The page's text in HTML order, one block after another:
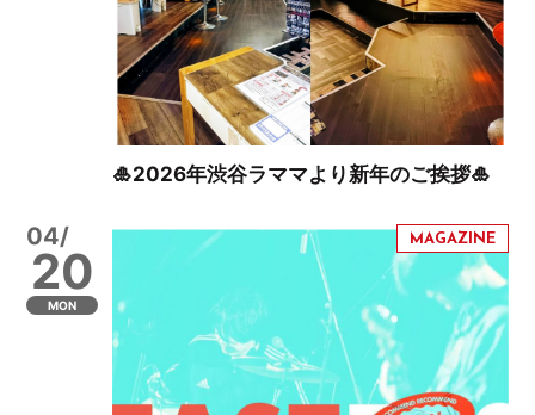
🎍2026年渋谷ラママより新年のご挨拶🎍
04/
20
MON